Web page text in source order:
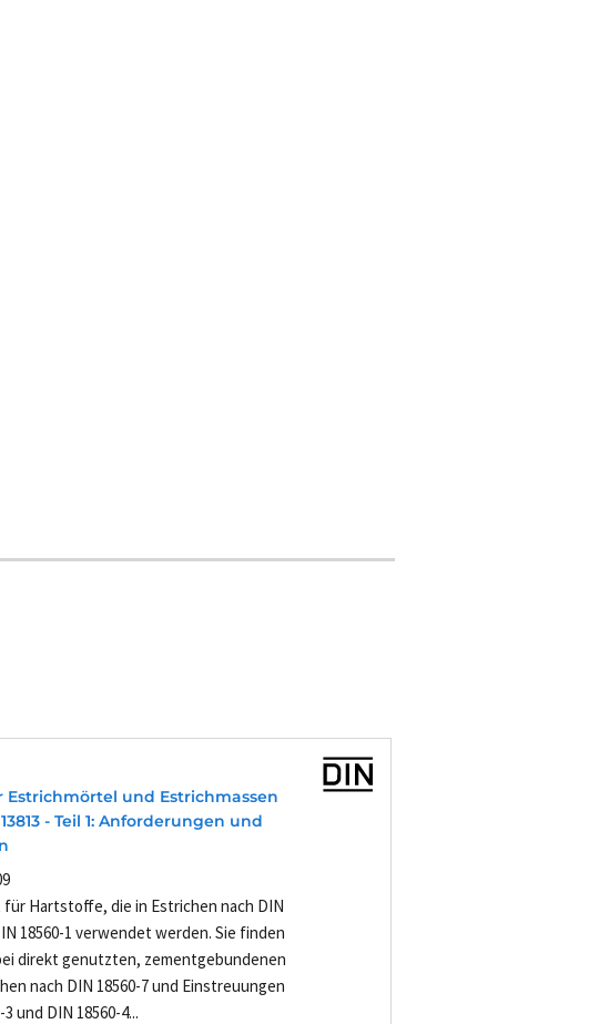
Estrichmörtel und Estrichmassen
- Teil 1: Anforderungen und
für Hartstoffe, die in Estrichen nach DIN
18560-1 verwendet werden. Sie finden
direkt genutzten, zementgebundenen
nach DIN 18560-7 und Einstreuungen
und DIN 18560-4...